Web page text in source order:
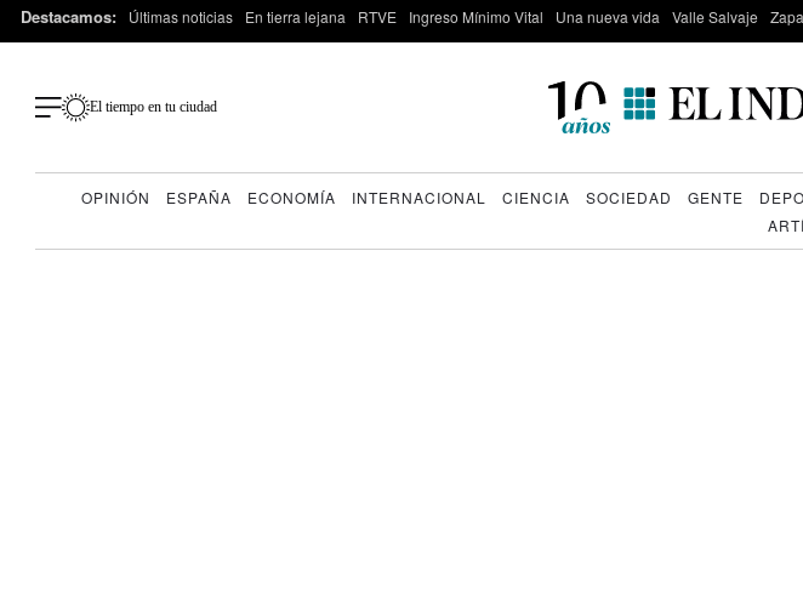
Destacamos: Últimas noticias En tierra lejana RTVE Ingreso Mínimo Vital Una nueva vida Valle Salvaje
El tiempo en tu ciudad
OPINIÓN ESPAÑA ECONOMÍA INTERNACIONAL CIENCIA SOCIEDAD GENTE